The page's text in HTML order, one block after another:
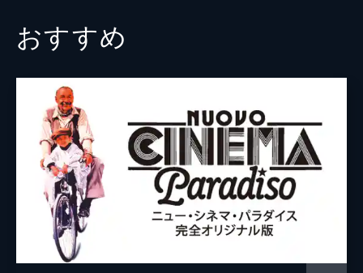
アンジェラ・ペイトン
リック・デュコモン
リック・オーヴァートン
監督 ハロルド・ライミス
脚本 ハロルド・ライミス
ダニー・ルービン
音楽 ジョージ・フェントン
おすすめ